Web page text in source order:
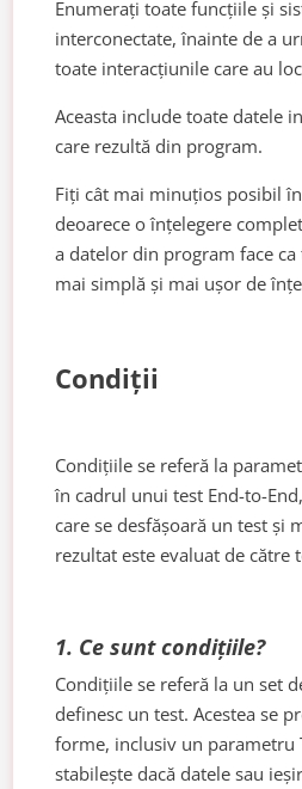
Enumerați toate funcțiile și
interconectate, înainte de a
toate interacțiunile care au
Aceasta include toate datele
care rezultă din program.
Fiți cât mai minuțios posibil
deoarece o înțelegere
a datelor din program face
mai simplă și mai ușor de
Condiții
Condițiile se referă la
în cadrul unui test End-to-
care se desfășoară un test și
rezultat este evaluat de către
1. Ce sunt condițiile?
Condițiile se referă la un set
definesc un test. Acestea se
forme, inclusiv un parametru
stabilește dacă datele sau